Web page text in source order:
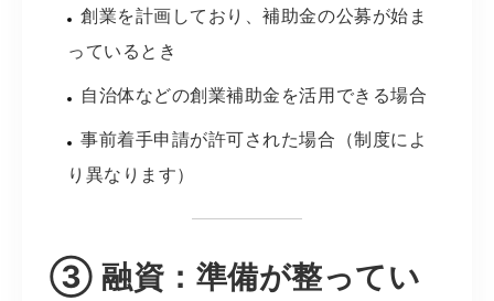
創業を計画しており、補助金の公募が始ま
っているとき
自治体などの創業補助金を活用できる場合
事前着手申請が許可された場合（制度によ
り異なります）
③ 融資：準備が整ってい